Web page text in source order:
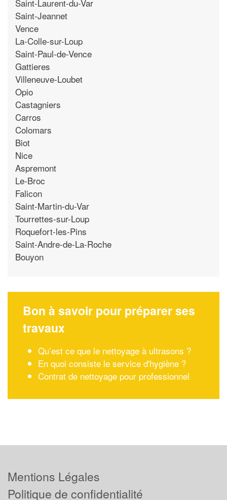
Saint-Laurent-du-Var
Saint-Jeannet
Vence
La-Colle-sur-Loup
Saint-Paul-de-Vence
Gattieres
Villeneuve-Loubet
Opio
Castagniers
Carros
Colomars
Biot
Nice
Aspremont
Le-Broc
Falicon
Saint-Martin-du-Var
Tourrettes-sur-Loup
Roquefort-les-Pins
Saint-Andre-de-La-Roche
Bouyon
Bon à savoir pour préparer ses
travaux
Qu’est ce que le nettoyage à ultrasons ?
En quoi consiste le service d'hygiène ?
Contrat de nettoyage pour professionnel
Mentions Légales
Politique de confidentialité